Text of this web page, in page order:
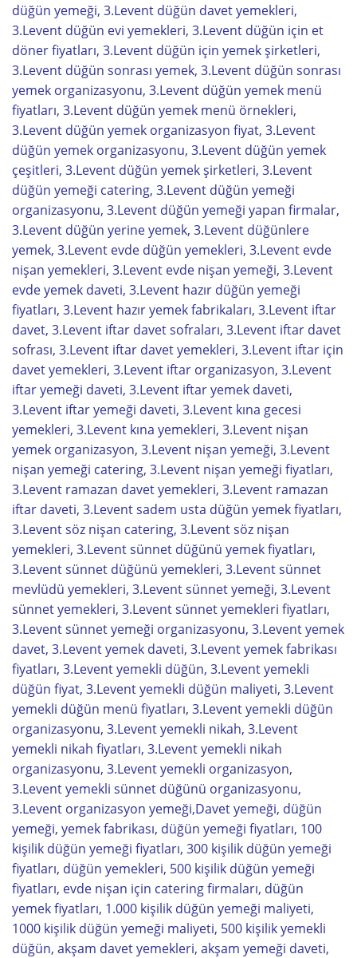
düğün yemeği, 3.Levent düğün davet yemekleri,
3.Levent düğün evi yemekleri, 3.Levent düğün için et
döner fiyatları, 3.Levent düğün için yemek şirketleri,
3.Levent düğün sonrası yemek, 3.Levent düğün sonrası
yemek organizasyonu, 3.Levent düğün yemek menü
fiyatları, 3.Levent düğün yemek menü örnekleri,
3.Levent düğün yemek organizasyon fiyat, 3.Levent
düğün yemek organizasyonu, 3.Levent düğün yemek
çeşitleri, 3.Levent düğün yemek şirketleri, 3.Levent
düğün yemeği catering, 3.Levent düğün yemeği
organizasyonu, 3.Levent düğün yemeği yapan firmalar,
3.Levent düğün yerine yemek, 3.Levent düğünlere
yemek, 3.Levent evde düğün yemekleri, 3.Levent evde
nişan yemekleri, 3.Levent evde nişan yemeği, 3.Levent
evde yemek daveti, 3.Levent hazır düğün yemeği
fiyatları, 3.Levent hazır yemek fabrikaları, 3.Levent iftar
davet, 3.Levent iftar davet sofraları, 3.Levent iftar davet
sofrası, 3.Levent iftar davet yemekleri, 3.Levent iftar için
davet yemekleri, 3.Levent iftar organizasyon, 3.Levent
iftar yemeği daveti, 3.Levent iftar yemek daveti,
3.Levent iftar yemeği daveti, 3.Levent kına gecesi
yemekleri, 3.Levent kına yemekleri, 3.Levent nişan
yemek organizasyon, 3.Levent nişan yemeği, 3.Levent
nişan yemeği catering, 3.Levent nişan yemeği fiyatları,
3.Levent ramazan davet yemekleri, 3.Levent ramazan
iftar daveti, 3.Levent sadem usta düğün yemek fiyatları,
3.Levent söz nişan catering, 3.Levent söz nişan
yemekleri, 3.Levent sünnet düğünü yemek fiyatları,
3.Levent sünnet düğünü yemekleri, 3.Levent sünnet
mevlüdü yemekleri, 3.Levent sünnet yemeği, 3.Levent
sünnet yemekleri, 3.Levent sünnet yemekleri fiyatları,
3.Levent sünnet yemeği organizasyonu, 3.Levent yemek
davet, 3.Levent yemek daveti, 3.Levent yemek fabrikası
fiyatları, 3.Levent yemekli düğün, 3.Levent yemekli
düğün fiyat, 3.Levent yemekli düğün maliyeti, 3.Levent
yemekli düğün menü fiyatları, 3.Levent yemekli düğün
organizasyonu, 3.Levent yemekli nikah, 3.Levent
yemekli nikah fiyatları, 3.Levent yemekli nikah
organizasyonu, 3.Levent yemekli organizasyon,
3.Levent yemekli sünnet düğünü organizasyonu,
3.Levent organizasyon yemeği,Davet yemeği, düğün
yemeği, yemek fabrikası, düğün yemeği fiyatları, 100
kişilik düğün yemeği fiyatları, 300 kişilik düğün yemeği
fiyatları, düğün yemekleri, 500 kişilik düğün yemeği
fiyatları, evde nişan için catering firmaları, düğün
yemek fiyatları, 1.000 kişilik düğün yemeği maliyeti,
1000 kişilik düğün yemeği maliyeti, 500 kişilik yemekli
düğün, akşam davet yemekleri, akşam yemeği daveti,